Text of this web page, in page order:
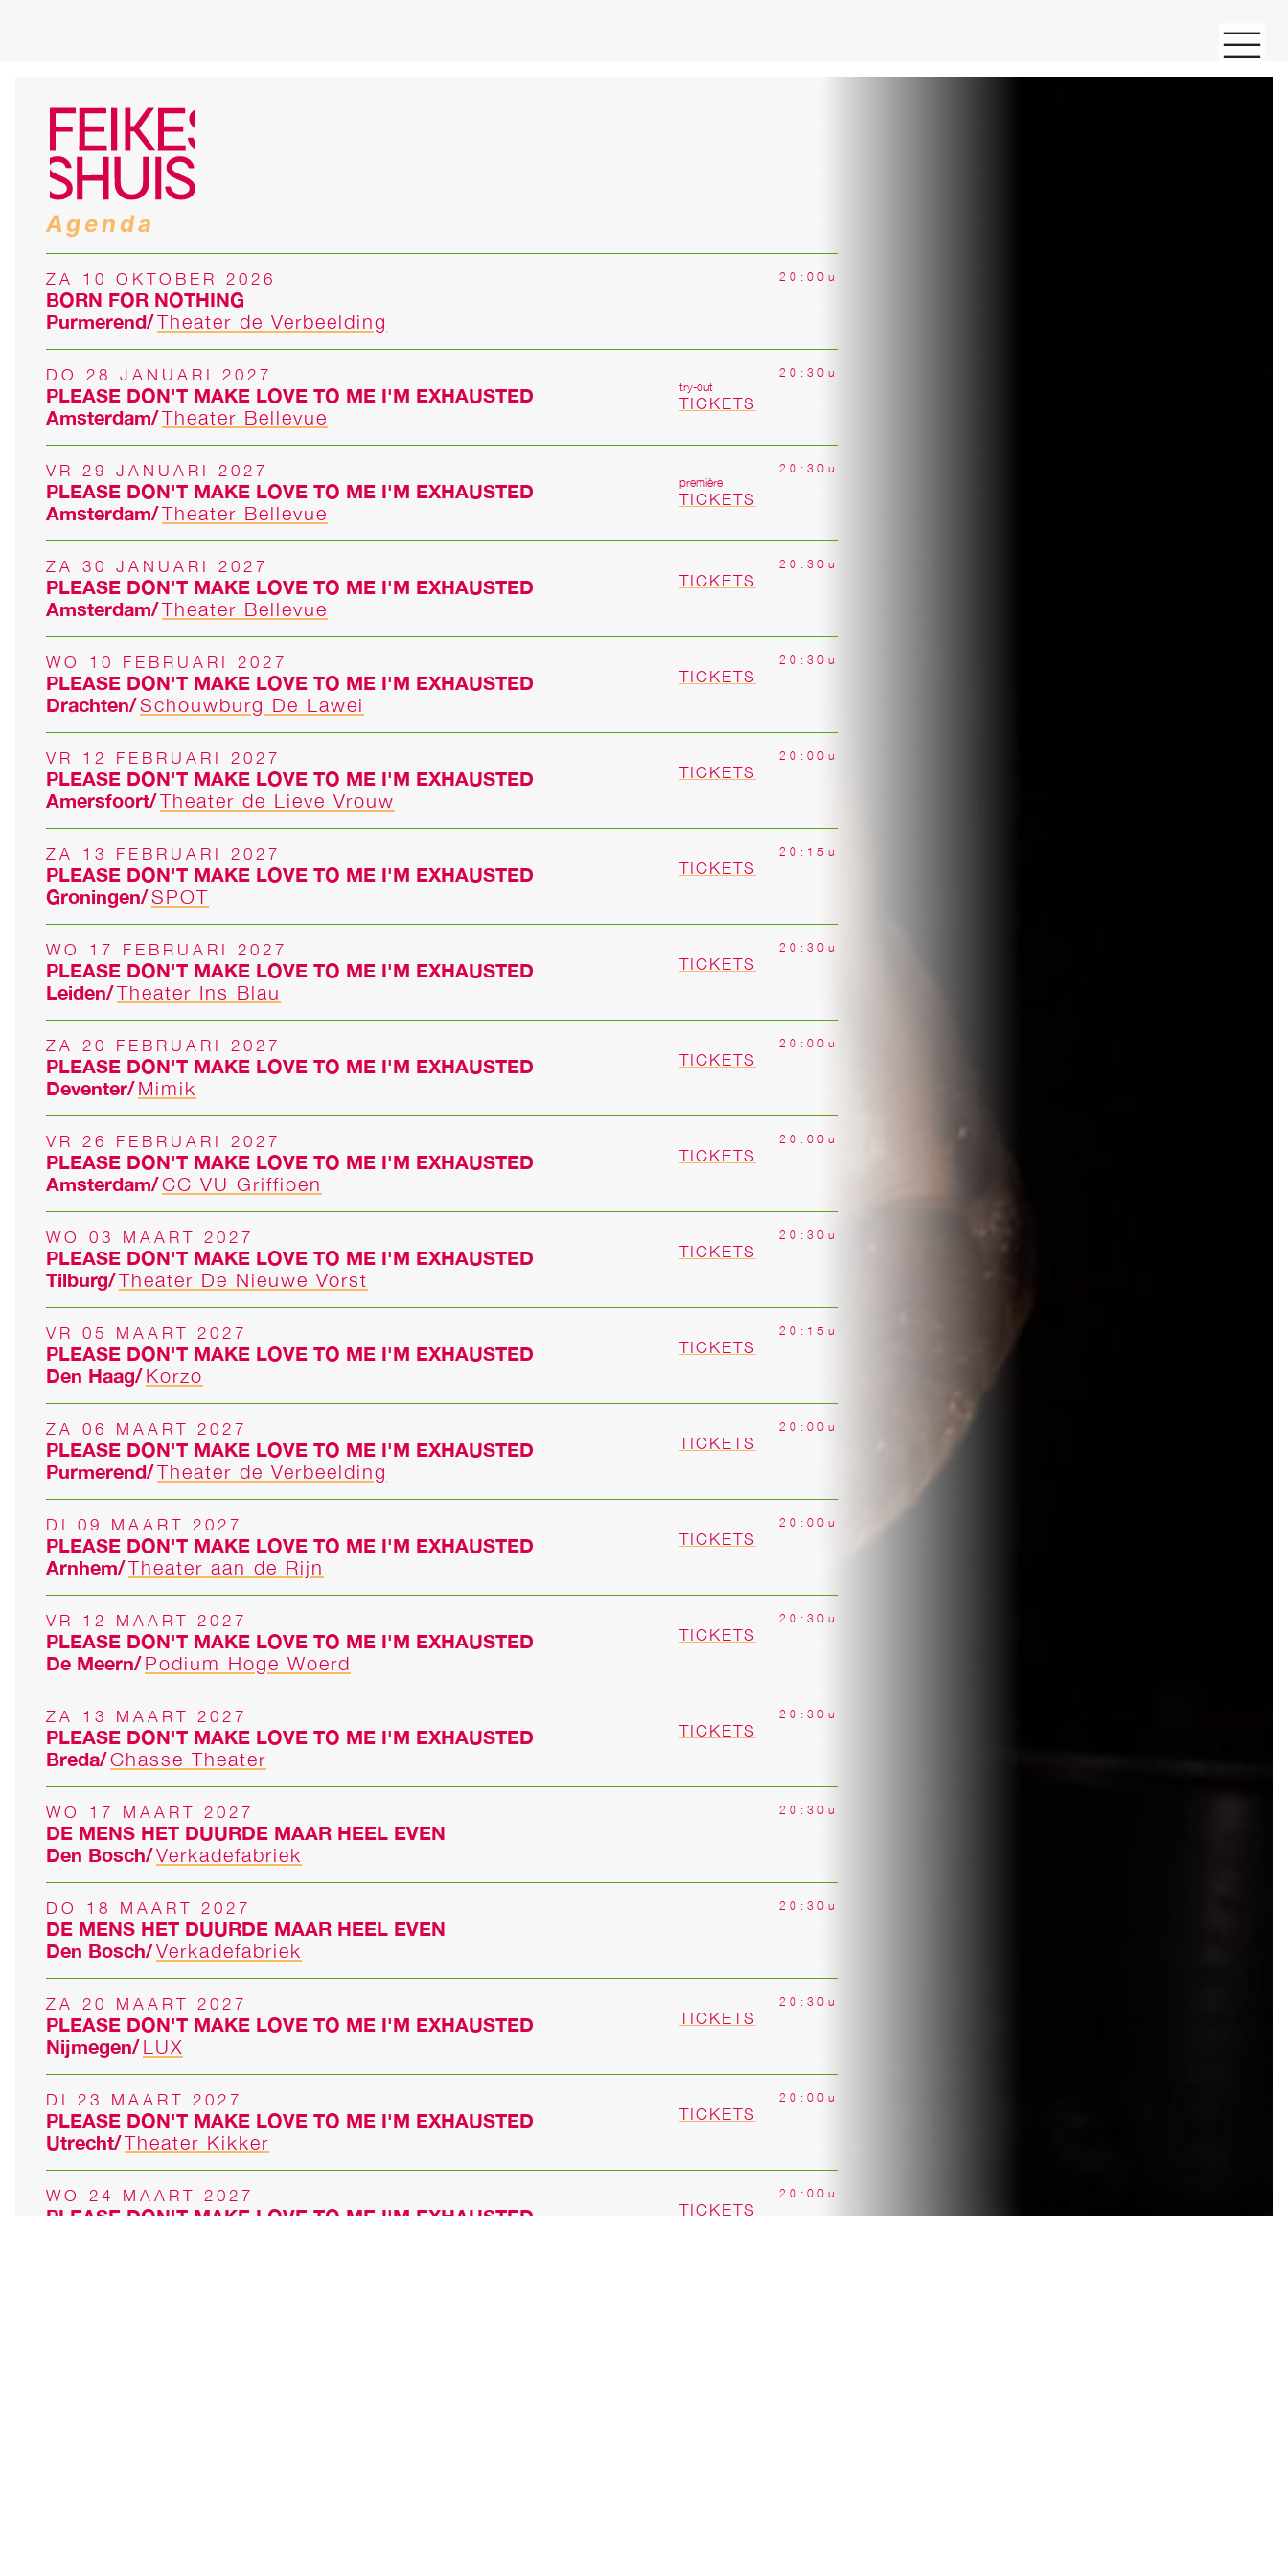
VOORSTELLINGEN
OVER FEIKES HUIS
Agenda
ZA 10 OKTOBER 2026
BORN FOR NOTHING
Purmerend Theater de Verbeelding
20:00u
DO 28 JANUARI 2027
PLEASE DON'T MAKE LOVE TO ME I'M EXHAUSTED
Amsterdam Theater Bellevue
20:30u
try-out
TICKETS
VR 29 JANUARI 2027
PLEASE DON'T MAKE LOVE TO ME I'M EXHAUSTED
Amsterdam Theater Bellevue
20:30u
première
TICKETS
ZA 30 JANUARI 2027
PLEASE DON'T MAKE LOVE TO ME I'M EXHAUSTED
Amsterdam Theater Bellevue
20:30u
TICKETS
WO 10 FEBRUARI 2027
PLEASE DON'T MAKE LOVE TO ME I'M EXHAUSTED
Drachten Schouwburg De Lawei
20:30u
TICKETS
VR 12 FEBRUARI 2027
PLEASE DON'T MAKE LOVE TO ME I'M EXHAUSTED
Amersfoort Theater de Lieve Vrouw
20:00u
TICKETS
ZA 13 FEBRUARI 2027
PLEASE DON'T MAKE LOVE TO ME I'M EXHAUSTED
Groningen SPOT
20:15u
TICKETS
WO 17 FEBRUARI 2027
PLEASE DON'T MAKE LOVE TO ME I'M EXHAUSTED
Leiden Theater Ins Blau
20:30u
TICKETS
ZA 20 FEBRUARI 2027
PLEASE DON'T MAKE LOVE TO ME I'M EXHAUSTED
Deventer Mimik
20:00u
TICKETS
VR 26 FEBRUARI 2027
PLEASE DON'T MAKE LOVE TO ME I'M EXHAUSTED
Amsterdam CC VU Griffioen
20:00u
TICKETS
WO 03 MAART 2027
PLEASE DON'T MAKE LOVE TO ME I'M EXHAUSTED
Tilburg Theater De Nieuwe Vorst
20:30u
TICKETS
VR 05 MAART 2027
PLEASE DON'T MAKE LOVE TO ME I'M EXHAUSTED
Den Haag Korzo
20:15u
TICKETS
ZA 06 MAART 2027
PLEASE DON'T MAKE LOVE TO ME I'M EXHAUSTED
Purmerend Theater de Verbeelding
20:00u
TICKETS
DI 09 MAART 2027
PLEASE DON'T MAKE LOVE TO ME I'M EXHAUSTED
Arnhem Theater aan de Rijn
20:00u
TICKETS
VR 12 MAART 2027
PLEASE DON'T MAKE LOVE TO ME I'M EXHAUSTED
De Meern Podium Hoge Woerd
20:30u
TICKETS
ZA 13 MAART 2027
PLEASE DON'T MAKE LOVE TO ME I'M EXHAUSTED
Breda Chasse Theater
20:30u
TICKETS
WO 17 MAART 2027
DE MENS HET DUURDE MAAR HEEL EVEN
Den Bosch Verkadefabriek
20:30u
DO 18 MAART 2027
DE MENS HET DUURDE MAAR HEEL EVEN
Den Bosch Verkadefabriek
20:30u
ZA 20 MAART 2027
PLEASE DON'T MAKE LOVE TO ME I'M EXHAUSTED
Nijmegen LUX
20:30u
TICKETS
DI 23 MAART 2027
PLEASE DON'T MAKE LOVE TO ME I'M EXHAUSTED
Utrecht Theater Kikker
20:00u
TICKETS
WO 24 MAART 2027
PLEASE DON'T MAKE LOVE TO ME I'M EXHAUSTED
20:00u
TICKETS